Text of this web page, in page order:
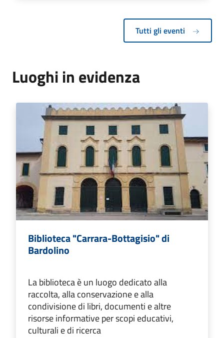
Tutti gli eventi
Luoghi in evidenza
Biblioteca "Carrara-Bottagisio" di
Bardolino
La biblioteca è un luogo dedicato alla
raccolta, alla conservazione e alla
condivisione di libri, documenti e altre
risorse informative per scopi educativi,
culturali e di ricerca